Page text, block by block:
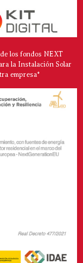
los fondos NEXT
la Instalación Solar
empresa*